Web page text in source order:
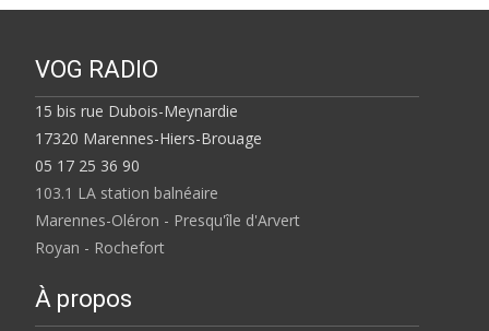
VOG RADIO
15 bis rue Dubois-Meynardie
17320 Marennes-Hiers-Brouage
05 17 25 36 90
103.1 LA station balnéaire
Marennes-Oléron - Presqu'île d'Arvert
Royan - Rochefort
À propos